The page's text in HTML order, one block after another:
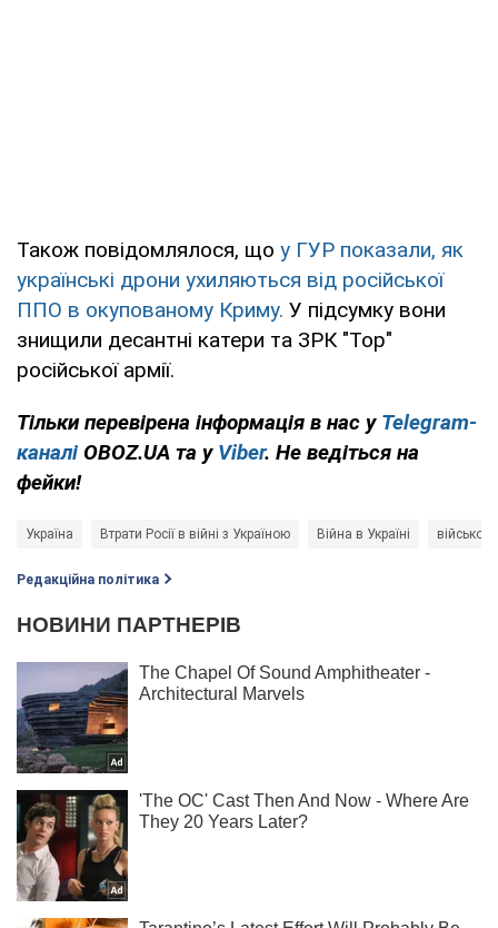
Також повідомлялося, що у ГУР показали, як
українські дрони ухиляються від російської
ППО в окупованому Криму. У підсумку вони
знищили десантні катери та ЗРК "Тор"
російської армії.
Тільки перевірена інформація в нас у Telegram-
каналі OBOZ.UA та у Viber. Не ведіться на
фейки!
Україна Втрати Росії в війні з Україною Війна в Україні
Редакційна політика